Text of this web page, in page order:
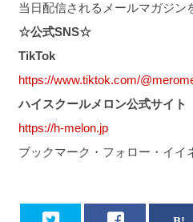
当日配信されるメールマガジン
☆公式SNS☆
TikTok
https://www.tiktok.com/
ハイスクールメロン公式サイト
https://h-melon.jp
ブックマーク・フォロー・イイ